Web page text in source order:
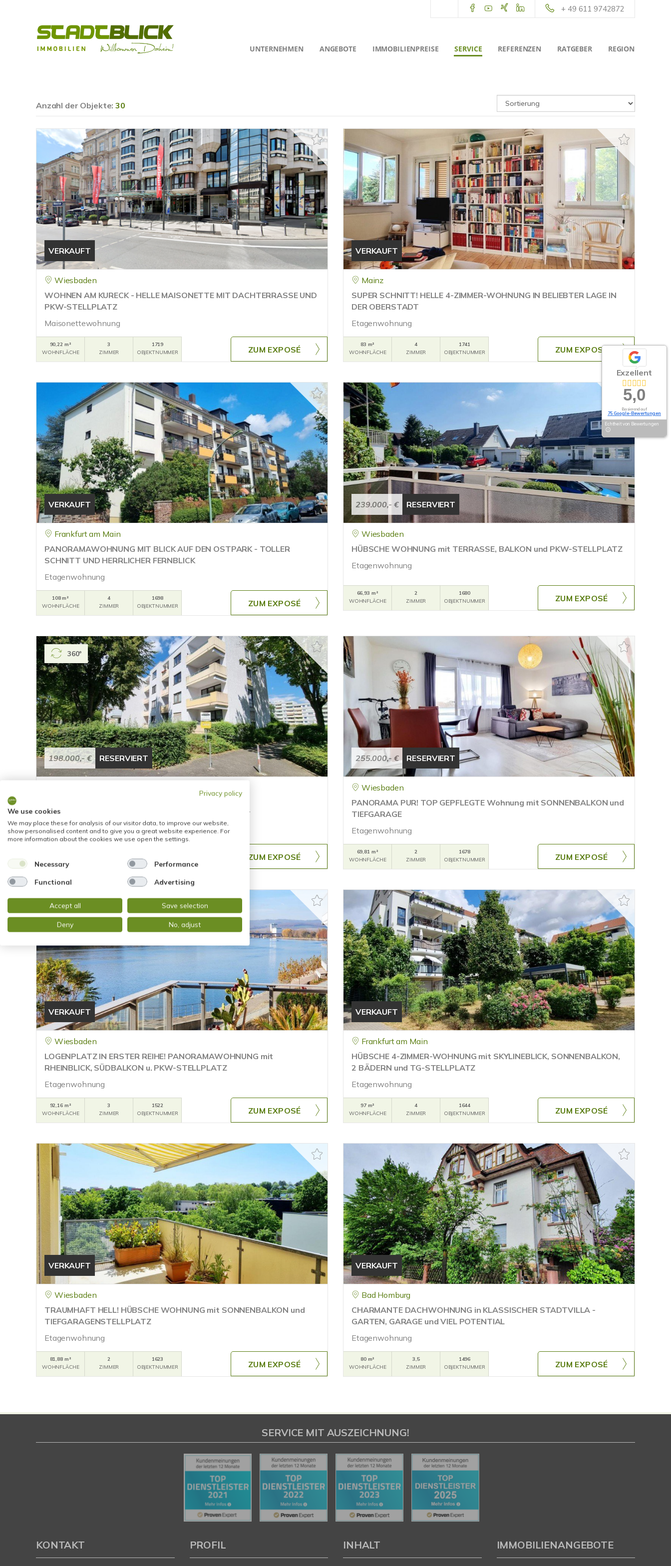
+ 49 611 9742872
UNTERNEHMEN ANGEBOTE IMMOBILIENPREISE SERVICE REFERENZEN RATGEBER REGION
Anzahl der Objekte:30
VERKAUFT
Wiesbaden
WOHNEN AM KURECK - HELLE MAISONETTE MIT DACHTERRASSE UND
PKW-STELLPLATZ
Maisonettewohnung
90,22 m²
WOHNFLÄCHE
3
ZIMMER
1719
OBJEKTNUMMER
ZUM EXPOSÉ
VERKAUFT
Mainz
SUPER SCHNITT! HELLE 4-ZIMMER-WOHNUNG IN BELIEBTER LAGE IN
DER OBERSTADT
Etagenwohnung
83 m²
WOHNFLÄCHE
4
ZIMMER
1741
OBJEKTNUMMER
ZUM EXPOSÉ
VERKAUFT
Frankfurt am Main
PANORAMAWOHNUNG MIT BLICK AUF DEN OSTPARK - TOLLER
SCHNITT UND HERRLICHER FERNBLICK
Etagenwohnung
108 m²
WOHNFLÄCHE
4
ZIMMER
1698
OBJEKTNUMMER
ZUM EXPOSÉ
239.000,- € RESERVIERT
Wiesbaden
HÜBSCHE WOHNUNG mit TERRASSE, BALKON und PKW-STELLPLATZ
Etagenwohnung
66,93 m²
WOHNFLÄCHE
2
ZIMMER
1680
OBJEKTNUMMER
ZUM EXPOSÉ
198.000,- € RESERVIERT
360°
TIEFGARAGENSTELLPLATZ UND SCHÖNEM SCHNITT
Dachgeschosswohnung
OBJEKTNUMMER
ZUM EXPOSÉ
255.000,- € RESERVIERT
Wiesbaden
PANORAMA PUR! TOP GEPFLEGTE Wohnung mit SONNENBALKON und
TIEFGARAGE
Etagenwohnung
69,81 m²
WOHNFLÄCHE
2
ZIMMER
1678
OBJEKTNUMMER
ZUM EXPOSÉ
VERKAUFT
Wiesbaden
LOGENPLATZ IN ERSTER REIHE! PANORAMAWOHNUNG mit
RHEINBLICK, SÜDBALKON u. PKW-STELLPLATZ
Etagenwohnung
92,16 m²
WOHNFLÄCHE
3
ZIMMER
1522
OBJEKTNUMMER
ZUM EXPOSÉ
VERKAUFT
Frankfurt am Main
HÜBSCHE 4-ZIMMER-WOHNUNG mit SKYLINEBLICK, SONNENBALKON,
2 BÄDERN und TG-STELLPLATZ
Etagenwohnung
97 m²
WOHNFLÄCHE
4
ZIMMER
1644
OBJEKTNUMMER
ZUM EXPOSÉ
VERKAUFT
Wiesbaden
TRAUMHAFT HELL! HÜBSCHE WOHNUNG mit SONNENBALKON und
TIEFGARAGENSTELLPLATZ
Etagenwohnung
81,88 m²
WOHNFLÄCHE
2
ZIMMER
1623
OBJEKTNUMMER
ZUM EXPOSÉ
VERKAUFT
Bad Homburg
CHARMANTE DACHWOHNUNG in KLASSISCHER STADTVILLA -
GARTEN, GARAGE und VIEL POTENTIAL
Etagenwohnung
80 m²
WOHNFLÄCHE
3,5
ZIMMER
1496
OBJEKTNUMMER
ZUM EXPOSÉ
Exzellent
5,0
Basierend auf
75 Google-Bewertungen
Echtheit von Bewertungen
SERVICE MIT AUSZEICHNUNG!
KONTAKT PROFIL INHALT IMMOBILIENANGEBOTE
Privacy policy
We use cookies
We may place these for analysis of our visitor data, to improve our website,
show personalised content and to give you a great website experience. For
more information about the cookies we use open the settings.
Necessary Performance
Functional Advertising
Accept all Save selection
Deny No, adjust